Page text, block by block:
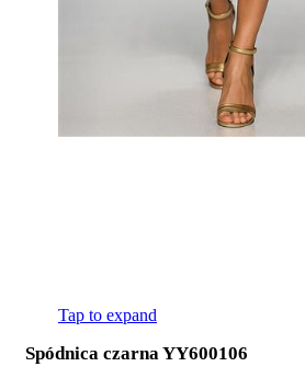
Tap to expand
Spódnica czarna YY600106